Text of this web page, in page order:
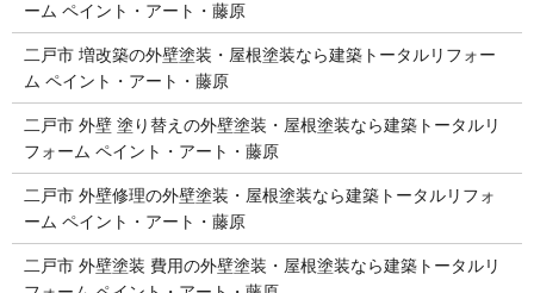
ーム ペイント・アート・藤原
二戸市 増改築の外壁塗装・屋根塗装なら建築トータルリフォー
ム ペイント・アート・藤原
二戸市 外壁 塗り替えの外壁塗装・屋根塗装なら建築トータルリ
フォーム ペイント・アート・藤原
二戸市 外壁修理の外壁塗装・屋根塗装なら建築トータルリフォ
ーム ペイント・アート・藤原
二戸市 外壁塗装 費用の外壁塗装・屋根塗装なら建築トータルリ